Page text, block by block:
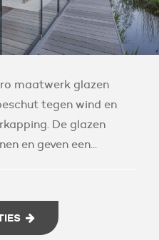
maatwerk glazen
tegen wind en
De glazen
en geven een...